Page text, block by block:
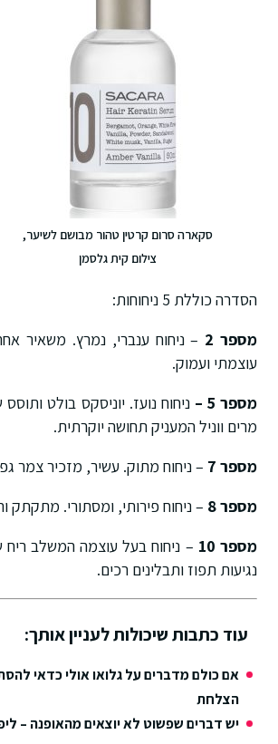
סקארה סרום קרטין טהור מבושם לשיער,
צילום קית גלסמן
הסדרה כוללת 5 ניחוחות:
מספר 2
– ניחוח ענברי, נמרץ. משאיר
עוצמתי ועמוק.
מספר 5 –
ניחוח נועז. יוניסקס בולט
מרים ווניל המעניק תחושה יוקרתית.
מספר 7
– ניחוח מתוק. עשיר, מזכיר צמר
מספר 8
– ניחוח פירותי, ומסתורי. מתקתק
מספר 10
– ניחוח בעל עוצמה המשלב
נגיעות תפוז ותבלינים רכים.
עוד כתבות שיכולות לעניין אותך:
אם כולם מדברים על גלואו אולי כדאי
הצלחת
יש דברים שפשוט לא יוצאים מהאופנה –